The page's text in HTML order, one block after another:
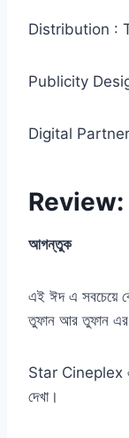
Distribution :
Publicity
Digital
Review:
আগন্তুক
এই ঈদ এ সবচেয়ে
তুফান আর তুফান
Star Cineplex
দেখা।